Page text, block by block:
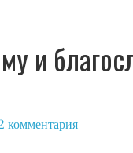
и
комментария